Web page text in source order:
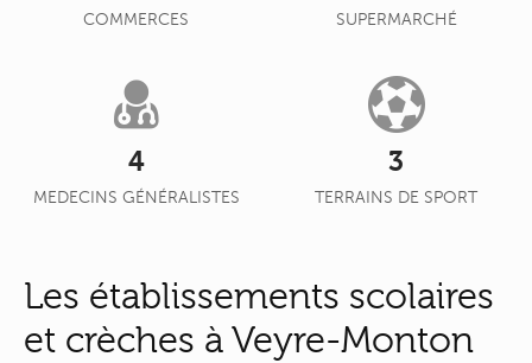
COMMERCES SUPERMARCHÉ
4
MEDECINS GÉNÉRALISTES
3
TERRAINS DE SPORT
Les établissements scolaires
et crèches à Veyre-Monton